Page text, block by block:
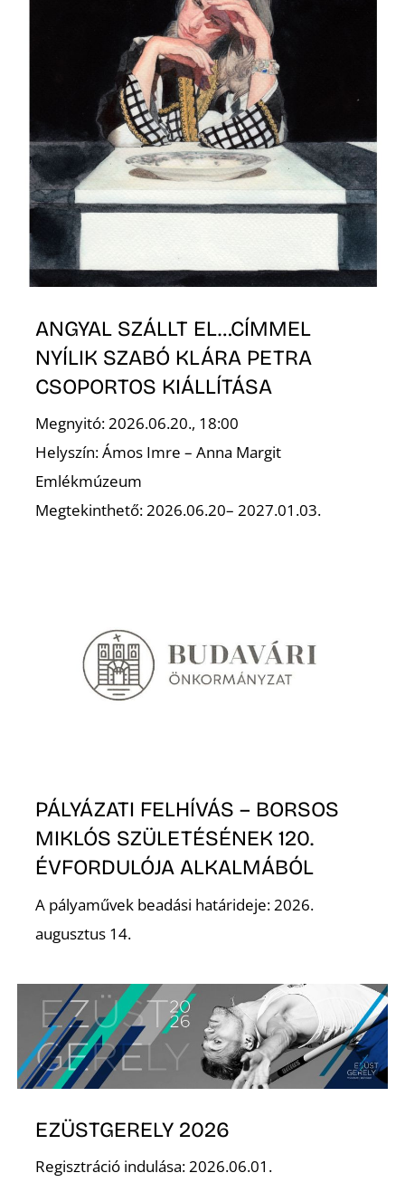
ANGYAL SZÁLLT EL…CÍMMEL
NYÍLIK SZABÓ KLÁRA PETRA
CSOPORTOS KIÁLLÍTÁSA
Megnyitó: 2026.06.20., 18:00
Helyszín: Ámos Imre – Anna Margit
Emlékmúzeum
Megtekinthető: 2026.06.20– 2027.01.03.
PÁLYÁZATI FELHÍVÁS – BORSOS
MIKLÓS SZÜLETÉSÉNEK 120.
ÉVFORDULÓJA ALKALMÁBÓL
A pályaművek beadási határideje: 2026.
augusztus 14.
EZÜSTGERELY 2026
Regisztráció indulása: 2026.06.01.